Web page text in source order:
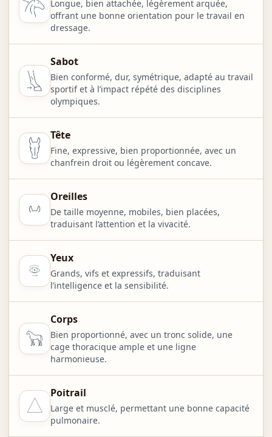
Longue, bien attachée, légèrement arquée,
offrant une bonne orientation pour le travail en
dressage.
Sabot
Bien conformé, dur, symétrique, adapté au travail
sportif et à l’impact répété des disciplines
olympiques.
Tête
Fine, expressive, bien proportionnée, avec un
chanfrein droit ou légèrement concave.
Oreilles
De taille moyenne, mobiles, bien placées,
traduisant l’attention et la vivacité.
Yeux
Grands, vifs et expressifs, traduisant
l’intelligence et la sensibilité.
Corps
Bien proportionné, avec un tronc solide, une
cage thoracique ample et une ligne
harmonieuse.
Poitrail
Large et musclé, permettant une bonne capacité
pulmonaire.